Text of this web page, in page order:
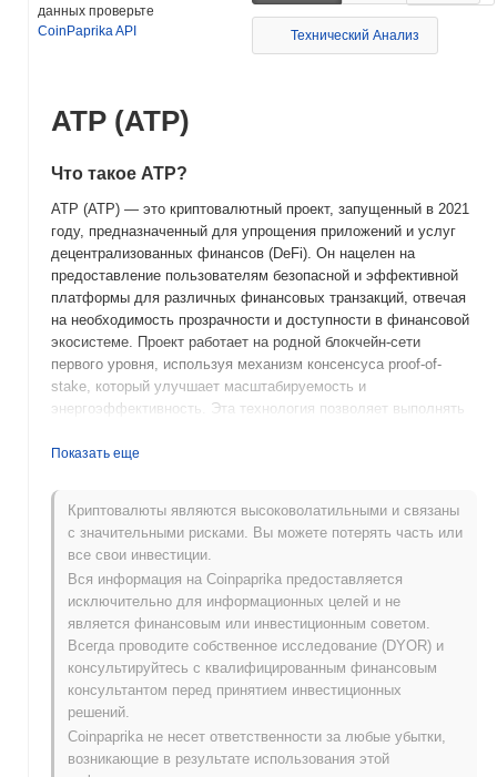
данных проверьте
CoinPaprika API
Технический Анализ
ATP (ATP)
Что такое ATP?
ATP (ATP) — это криптовалютный проект, запущенный в 2021
году, предназначенный для упрощения приложений и услуг
децентрализованных финансов (DeFi). Он нацелен на
предоставление пользователям безопасной и эффективной
платформы для различных финансовых транзакций, отвечая
на необходимость прозрачности и доступности в финансовой
экосистеме. Проект работает на родной блокчейн-сети
первого уровня, используя механизм консенсуса proof-of-
stake, который улучшает масштабируемость и
энергоэффективность. Эта технология позволяет выполнять
децентрализованных приложений (dApps). Родной токен ATP
комиссии за транзакции, вознаграждения за стекинг и участие
в управлении, позволяя держателям влиять на развитие
проекта и процессы принятия решений. ATP выделяется
своим акцентом на удобные интерфейсы и надежные функции
безопасности, что делает его значимым игроком в
пространстве DeFi. Его приверженность созданию
децентрализованной финансовой среды делает его
актуальным для пользователей, ищущих инновационные
финансовые решения.
Когда и как начался ATP?
ATP возник в марте 2021 года, когда основная команда
выпустила свой белый документ, описывающий видение
Показать еще
Криптовалюты являются высоковолатильными и связаны
с значительными рисками. Вы можете потерять часть или
все свои инвестиции.
Вся информация на Coinpaprika предоставляется
исключительно для информационных целей и не
является финансовым или инвестиционным советом.
Всегда проводите собственное исследование (DYOR) и
консультируйтесь с квалифицированным финансовым
консультантом перед принятием инвестиционных
решений.
Coinpaprika не несет ответственности за любые убытки,
возникающие в результате использования этой